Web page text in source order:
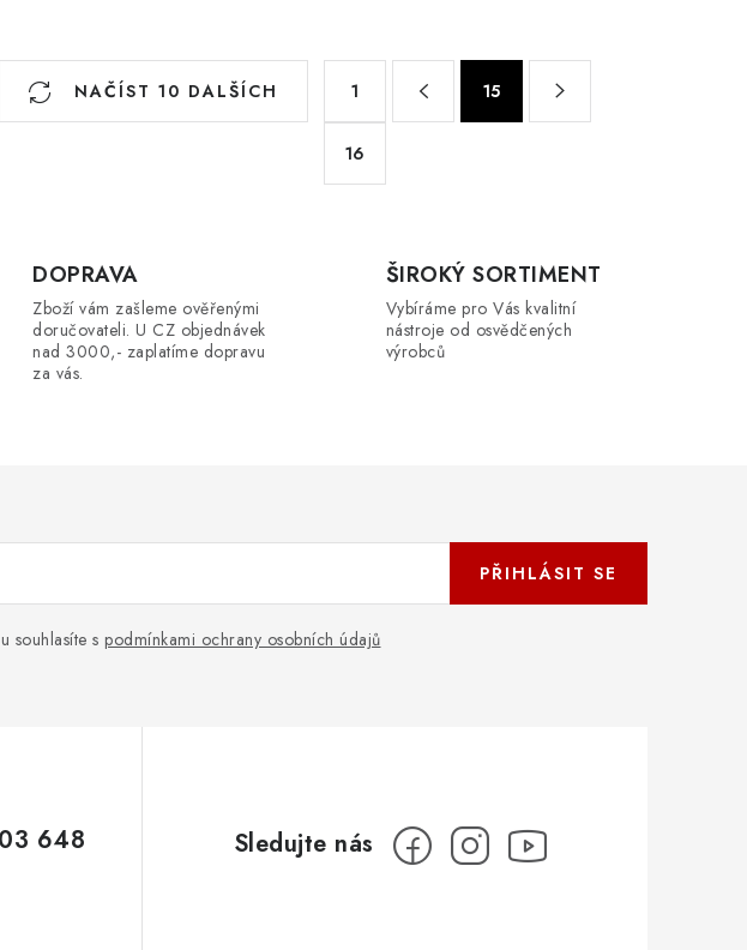
NAČÍST 10 DALŠÍCH
S
á
1 15
16
DOPRAVA
Zboží vám zašleme ověřenými
doručovateli. U CZ objednávek
nad 3000,- zaplatíme dopravu
za vás.
ŠIROKÝ SORTIMENT
Vybíráme pro Vás kvalitní
nástroje od osvědčených
výrobců
souhlasíte s podmínkami ochrany osobních údajů
PŘIHLÁSIT SE
648